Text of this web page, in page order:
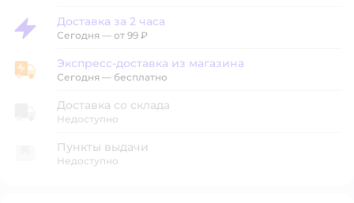
Доставка за 2 часа
Доставка за 2 часа
Сегодня — от 99 ₽
Экспресс-доставка из магазина
Экспресс-доставка из магазина
Сегодня — бесплатно
Доставка со склада
Недоступно
Пункты выдачи
Недоступно